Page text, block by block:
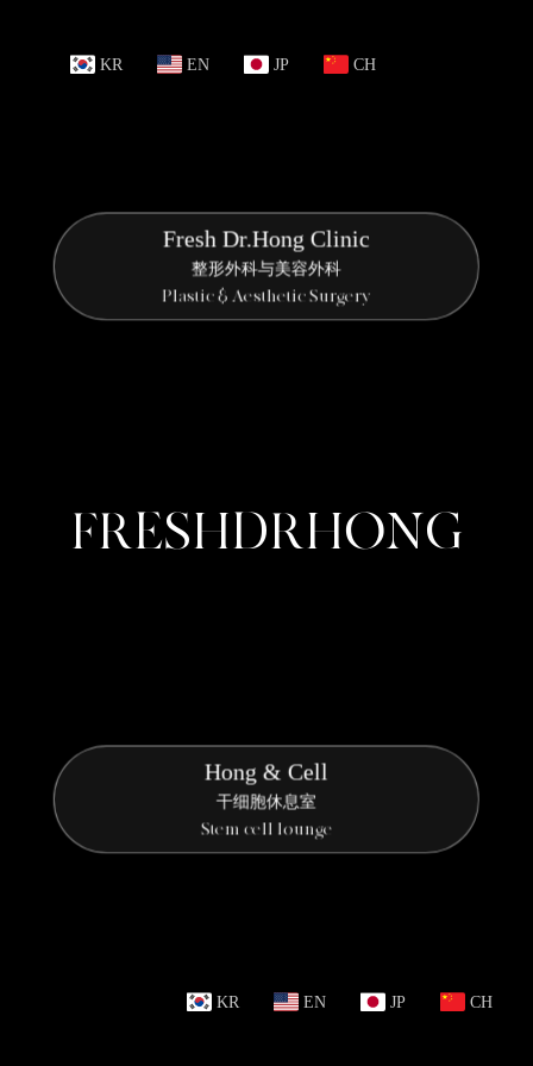
Fresh Dr.Hong Clinic
整形外科与美容外科
Plastic & Aesthetic Surgery
KR EN JP CH
Hong & Cell
干细胞休息室
Stem cell lounge
KR EN JP CH
FRESHDRHONG